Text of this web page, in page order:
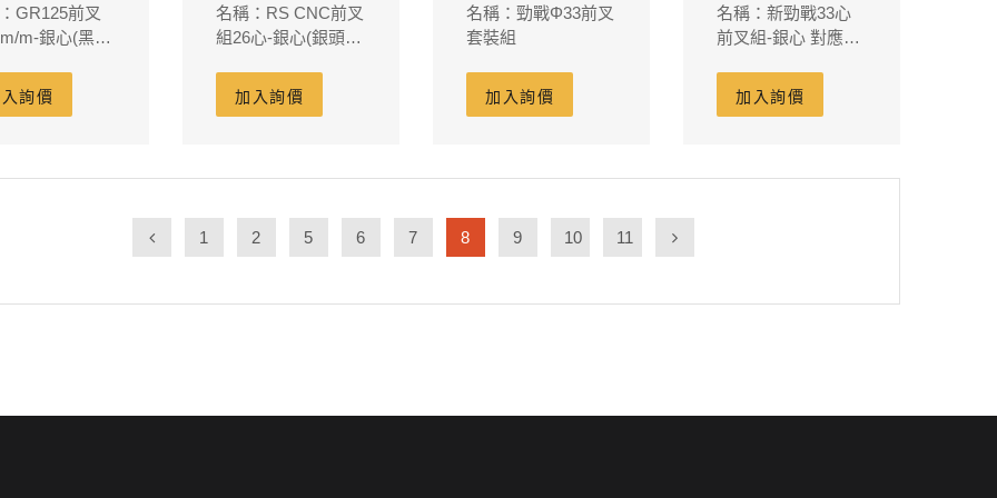
GR125前叉
m-銀心(黑頭
詢價
名稱：RS CNC前叉
組26心-銀心(銀頭鐵
加入詢價
名稱：勁戰Φ33前叉
套裝組
加入詢價
名稱：新勁戰33心
前叉組-銀心 對應原
(黑頭藍管銀心)
加入詢價
1 2 5 6 7 8 9 10 11